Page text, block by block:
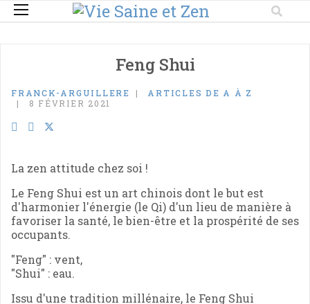
Feng Shui
FRANCK-ARGUILLERE
ARTICLES DE A À Z
8 FÉVRIER 2021
La zen attitude chez soi !
Le Feng Shui est un art chinois dont le but est
d'harmonier l'énergie (le Qi) d'un lieu de manière à
favoriser la santé, le bien-être et la prospérité de ses
occupants.
"Feng" : vent,
"Shui" : eau.
Issu d'une tradition millénaire, le Feng Shui